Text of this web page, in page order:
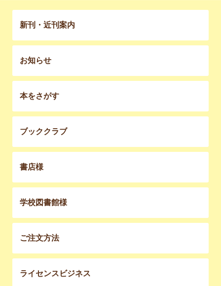
新刊・近刊案内
お知らせ
本をさがす
ブッククラブ
書店様
学校図書館様
ご注文方法
ライセンスビジネス